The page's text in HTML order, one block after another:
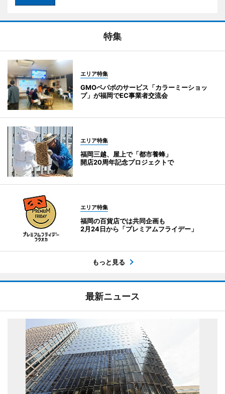
特集
エリア特集
GMOペパボのサービス「カラーミーショッ
プ」が福岡でEC事業者交流会
エリア特集
福岡三越、屋上で「都市養蜂」
開店20周年記念プロジェクトで
エリア特集
福岡の百貨店では共同企画も
2月24日から「プレミアムフライデー」
もっと見る
最新ニュース